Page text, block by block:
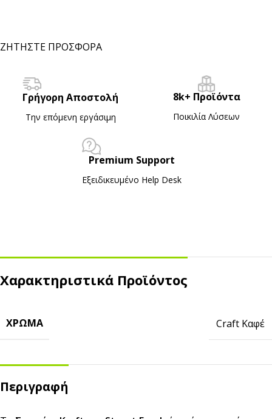
ΖΗΤΗΣΤΕ ΠΡΟΣΦΟΡΑ
Γρήγορη Αποστολή
Την επόμενη εργάσιμη
8k+ Προϊόντα
Ποικιλία Λύσεων
Premium Support
Εξειδικευμένο Ηelp Desk
Χαρακτηριστικά Προϊόντος
ΧΡΏΜΑ Craft Καφέ
Περιγραφή